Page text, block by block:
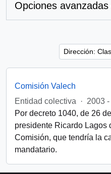
Opciones
Dirección:
Comisión Valech
Entidad colectiva
· 2003 -
Por decreto 1040, de 26
presidente Ricardo Lagos
Comisión, que tendría la
mandatario.